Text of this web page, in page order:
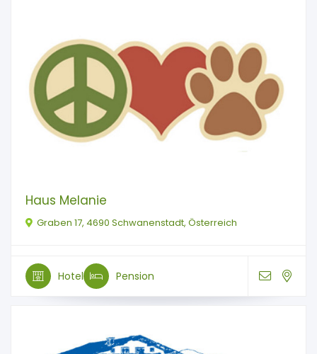
Haus Melanie
Graben 17, 4690 Schwanenstadt, Österreich
Hotel Pension